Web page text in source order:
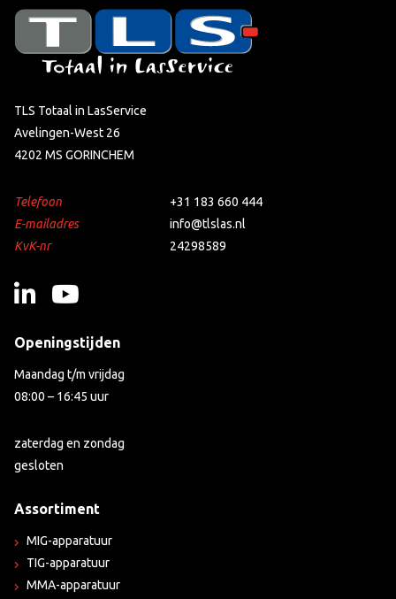
TLS Totaal in LasService
Avelingen-West 26
4202 MS GORINCHEM
Telefoon
+31 183 660 444
E-mailadres
info@tlslas.nl
KvK-nr
24298589
Openingstijden
Maandag t/m vrijdag
08:00 – 16:45 uur
zaterdag en zondag
gesloten
Assortiment
MIG-apparatuur
TIG-apparatuur
MMA-apparatuur